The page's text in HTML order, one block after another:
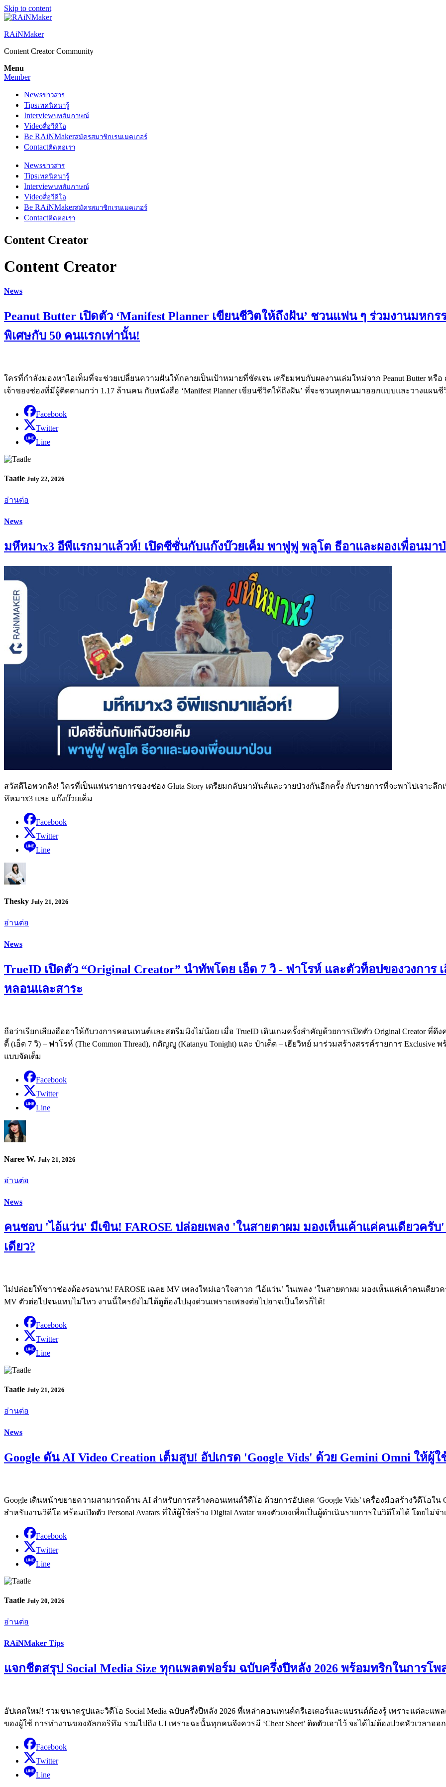
Skip to content
RAiNMaker
Content Creator Community
Menu
Member
Newsข่าวสาร
Tipsเทคนิคน่ารู้
Interviewบทสัมภาษณ์
Videoสื่อวีดีโอ
Be RAiNMakerสมัครสมาชิกเรนเมคเกอร์
Contactติดต่อเรา
Newsข่าวสาร
Tipsเทคนิคน่ารู้
Interviewบทสัมภาษณ์
Videoสื่อวีดีโอ
Be RAiNMakerสมัครสมาชิกเรนเมคเกอร์
Contactติดต่อเรา
Content Creator
Content Creator
News
Peanut Butter เปิดตัว ‘Manifest Planner เขียนชีวิตให้ถึงฝัน’ ชวนแฟน ๆ ร่วมงานมหก
พิเศษกับ 50 คนแรกเท่านั้น!
ใครที่กำลังมองหาไอเท็มที่จะช่วยเปลี่ยนความฝันให้กลายเป็นเป้าหมายที่ชัดเจน เตรียมพบกับผลงานเล่มใหม่จาก Peanut Butter ห
เจ้าของช่องที่มีผู้ติดตามกว่า 1.17 ล้านคน กับหนังสือ ‘Manifest Planner เขียนชีวิตให้ถึงฝัน’ ที่จะชวนทุกคนมาออกแบบและวางแผน
Facebook
Twitter
Line
Taatle July 22, 2026
อ่านต่อ
News
มหึหมาx3 อีพีแรกมาแล้วห์! เปิดซีซั่นกับแก๊งบ๊วยเค็ม พาฟูฟู พลูโต ธีอาและผองเพื่อนมา
สวัสดีไอพวกลิง! ใครที่เป็นแฟนรายการของช่อง Gluta Story เตรียมกลับมามันส์และวายป่วงกันอีกครั้ง กับรายการที่จะพาไปเจาะลึ
หึหมาx3 และ แก๊งบ๊วยเค็ม
Facebook
Twitter
Line
Thesky July 21, 2026
อ่านต่อ
News
TrueID เปิดตัว “Original Creator” นำทัพโดย เอ็ด 7 วิ - ฟาโรห์ และตัวท็อปของวงการ
หลอนและสาระ
ถือว่าเรียกเสียงฮือฮาให้กับวงการคอนเทนต์และสตรีมมิงไม่น้อย เมื่อ TrueID เดินเกมครั้งสำคัญด้วยการเปิดตัว Original Creator ที่ดึ
ดี้ (เอ็ด 7 วิ) – ฟาโรห์ (The Common Thread), กตัญญู (Katanyu Tonight) และ ป๋าเต็ด – เฮียวิทย์ มาร่วมสร้างสรรค์รายการ
แบบจัดเต็ม
Facebook
Twitter
Line
Naree W. July 21, 2026
อ่านต่อ
News
คนชอบ 'ไอ้แว่น' มีเขิน! FAROSE ปล่อยเพลง 'ในสายตาผม มองเห็นเค้าแค่คนเดียวครั
เดียว?
ไม่ปล่อยให้ชาวช่องต้องรอนาน! FAROSE เฉลย MV เพลงใหม่เอาใจสาวก ‘ไอ้แว่น’ ในเพลง ‘ในสายตาผม มองเห็นแค่เค้าคนเดี
MV ตัวต่อไปจนแทบไม่ไหว งานนี้ใครยังไม่ได้ดูต้องไปมุงด่วนเพราะเพลงต่อไปอาจเป็นใครก็ได้!
Facebook
Twitter
Line
Taatle July 21, 2026
อ่านต่อ
News
Google ดัน AI Video Creation เต็มสูบ! อัปเกรด 'Google Vids' ด้วย Gemini Omni ให้
Google เดินหน้าขยายความสามารถด้าน AI สำหรับการสร้างคอนเทนต์วิดีโอ ด้วยการอัปเดต ‘Google Vids’ เครื่องมือสร้างวิดีโอใน
สำหรับงานวิดีโอ พร้อมเปิดตัว Personal Avatars ที่ให้ผู้ใช้สร้าง Digital Avatar ของตัวเองเพื่อเป็นผู้ดำเนินรายการในวิดีโอได้ โดยไม่
Facebook
Twitter
Line
Taatle July 20, 2026
อ่านต่อ
RAiNMaker Tips
แจกชีตสรุป Social Media Size ทุกแพลตฟอร์ม ฉบับครึ่งปีหลัง 2026 พร้อมทริกในการโพ
อัปเดตใหม่! รวมขนาดรูปและวิดีโอ Social Media ฉบับครึ่งปีหลัง 2026 ที่เหล่าคอนเทนต์ครีเอเตอร์และแบรนด์ต้องรู้ เพราะแต่ละ
ของผู้ใช้ การทำงานของอัลกอริทึม รวมไปถึง UI เพราะฉะนั้นทุกคนจึงควรมี ‘Cheat Sheet’ ติดตัวเอาไว้ จะได้ไม่ต้องปวดหัวเวลาอ
Facebook
Twitter
Line